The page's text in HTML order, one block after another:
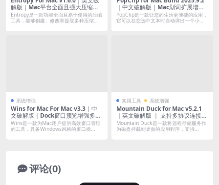
解版｜Mac平台全面且强大压缩工
具
Entropy是一款功能全面且易于使用的压缩
工具，能够创建、修改和提取多种压缩
｜中文破解版｜Mac划词扩展增强
工具
PopClip是一款让您的生活更便捷的应用，
它可以在您选中文本时自动弹出一个小
系统增强
Wins for Mac For Mac v3.3｜中
文破解版｜Dock窗口预览增强多任
务管理
Wins是一款为Mac用户提供高效窗口管理
的工具，具备Windows风格的窗口操...
实用工具 系统增强
Mountain Duck for Mac v5.2.1
｜英文破解版 ｜ 支持多协议连接的
挂载工具
Mountain Duck是一款将远程存储服务作
为磁盘挂载到桌面的应用程序，支持...
评论(0)